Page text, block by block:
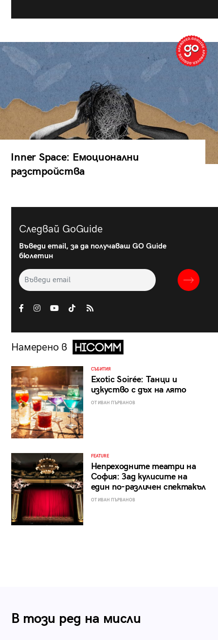
Inner Space: Емоционални
разстройства
Следвай GoGuide
Въведи email, за да получаваш GO Guide
бюлетин
Намерено в
СЪБИТИЯ
Exotic Soirée: Танци и
изкуство с дъх на лято
ОТ ИВАН ПЪРВАНОВ
FEATURE
Непреходните театри на
София: Зад кулисите на
един по-различен спектакъл
ОТ ИВАН ПЪРВАНОВ
В този ред на мисли